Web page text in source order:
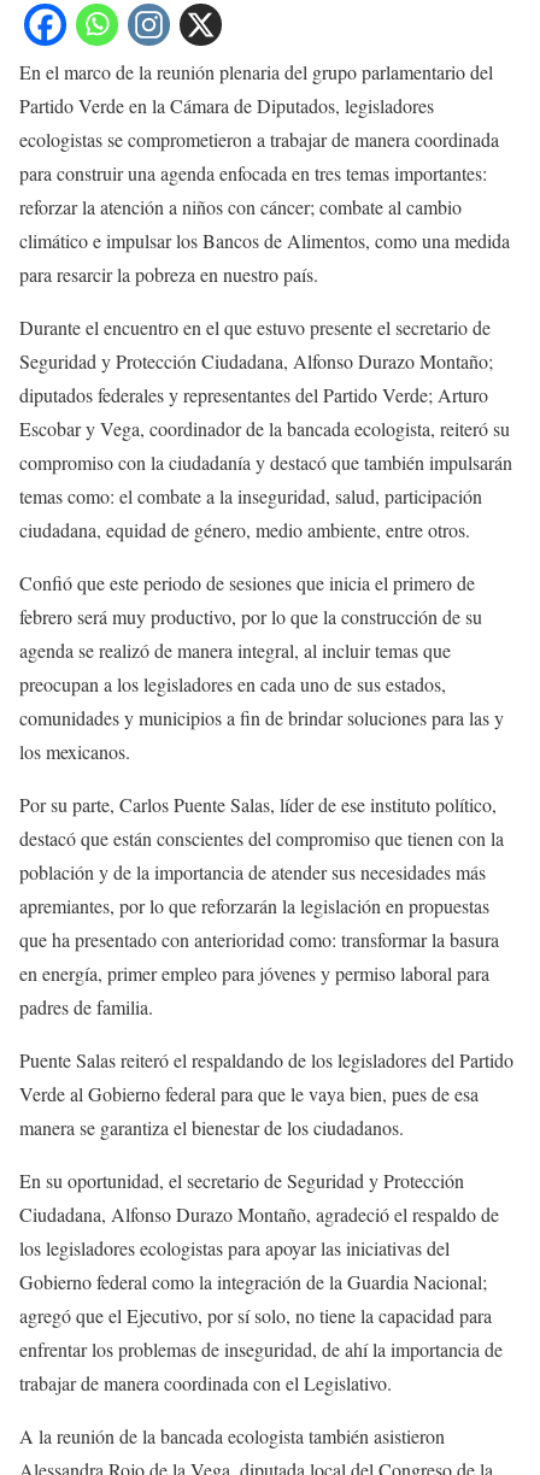
En el marco de la reunión plenaria del grupo parlamentario del
Partido Verde en la Cámara de Diputados, legisladores
ecologistas se comprometieron a trabajar de manera coordinada
para construir una agenda enfocada en tres temas importantes:
reforzar la atención a niños con cáncer; combate al cambio
climático e impulsar los Bancos de Alimentos, como una medida
para resarcir la pobreza en nuestro país.
Durante el encuentro en el que estuvo presente el secretario de
Seguridad y Protección Ciudadana, Alfonso Durazo Montaño;
diputados federales y representantes del Partido Verde; Arturo
Escobar y Vega, coordinador de la bancada ecologista, reiteró su
compromiso con la ciudadanía y destacó que también impulsarán
temas como: el combate a la inseguridad, salud, participación
ciudadana, equidad de género, medio ambiente, entre otros.
Confió que este periodo de sesiones que inicia el primero de
febrero será muy productivo, por lo que la construcción de su
agenda se realizó de manera integral, al incluir temas que
preocupan a los legisladores en cada uno de sus estados,
comunidades y municipios a fin de brindar soluciones para las y
los mexicanos.
Por su parte, Carlos Puente Salas, líder de ese instituto político,
destacó que están conscientes del compromiso que tienen con la
población y de la importancia de atender sus necesidades más
apremiantes, por lo que reforzarán la legislación en propuestas
que ha presentado con anterioridad como: transformar la basura
en energía, primer empleo para jóvenes y permiso laboral para
padres de familia.
Puente Salas reiteró el respaldando de los legisladores del Partido
Verde al Gobierno federal para que le vaya bien, pues de esa
manera se garantiza el bienestar de los ciudadanos.
En su oportunidad, el secretario de Seguridad y Protección
Ciudadana, Alfonso Durazo Montaño, agradeció el respaldo de
los legisladores ecologistas para apoyar las iniciativas del
Gobierno federal como la integración de la Guardia Nacional;
agregó que el Ejecutivo, por sí solo, no tiene la capacidad para
enfrentar los problemas de inseguridad, de ahí la importancia de
trabajar de manera coordinada con el Legislativo.
A la reunión de la bancada ecologista también asistieron
Alessandra Rojo de la Vega, diputada local del Congreso de la